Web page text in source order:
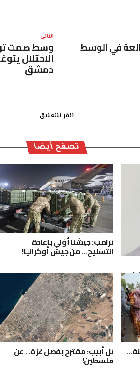
التالي
وسط صمت
الاحتلال
دمشق
في الوسط
انقر للتعليق
تصفح أيضا
ترامب: جيشنا أوْلى بإعادة
التسليح… من جيش أوكرانيا!
من 300 رهينة… تل أبيب: مقترح بفصل غزة… عن
فلسطين!